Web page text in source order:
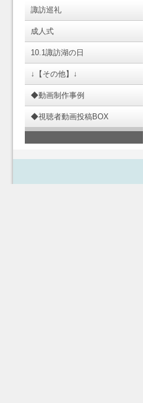
諏訪巡礼
成人式
10.1諏訪湖の日
↓【その他】↓
◆動画制作事例
◆視聴者動画投稿BOX